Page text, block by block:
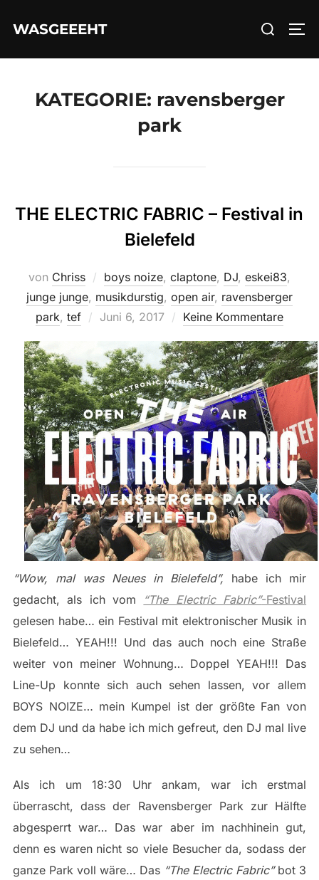
InhaltWASGEEEHT
Suchen
KATEGORIE: ravensberger
park
THE ELECTRIC FABRIC – Festival in
Bielefeld
von Chriss boys noize, claptone, DJ, eskei83,
junge junge, musikdurstig, open air, ravensberger
park, tef
Veröffentlicht
Juni 6, 2017 Keine Kommentare
“Wow, mal was Neues in Bielefeld”, habe ich mir
gedacht, als ich vom
“The Electric Fabric”-Festival
gelesen habe… ein Festival mit elektronischer Musik in
Bielefeld… YEAH!!! Und das auch noch eine Straße
weiter von meiner Wohnung… Doppel YEAH!!! Das
Line-Up konnte sich auch sehen lassen, vor allem
BOYS NOIZE… mein Kumpel ist der größte Fan von
dem DJ und da habe ich mich gefreut, den DJ mal live
zu sehen…
Als ich um 18:30 Uhr ankam, war ich erstmal
überrascht, dass der Ravensberger Park zur Hälfte
abgesperrt war… Das war aber im nachhinein gut,
denn es waren nicht so viele Besucher da, sodass der
ganze Park voll wäre… Das “The Electric Fabric”bot 3